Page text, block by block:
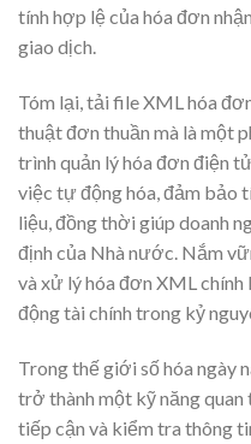
tính hợp lệ của hóa đơn
giao dịch.
Tóm lại, tải file XML hóa
thuật đơn thuần mà là một
trình quản lý hóa đơn điện
việc tự động hóa, đảm bảo
liệu, đồng thời giúp doanh
định của Nhà nước. Nắm
và xử lý hóa đơn XML
động tài chính trong kỷ
Trong thế giới số hóa ngày
trở thành một kỹ năng
tiếp cận và kiểm tra thông